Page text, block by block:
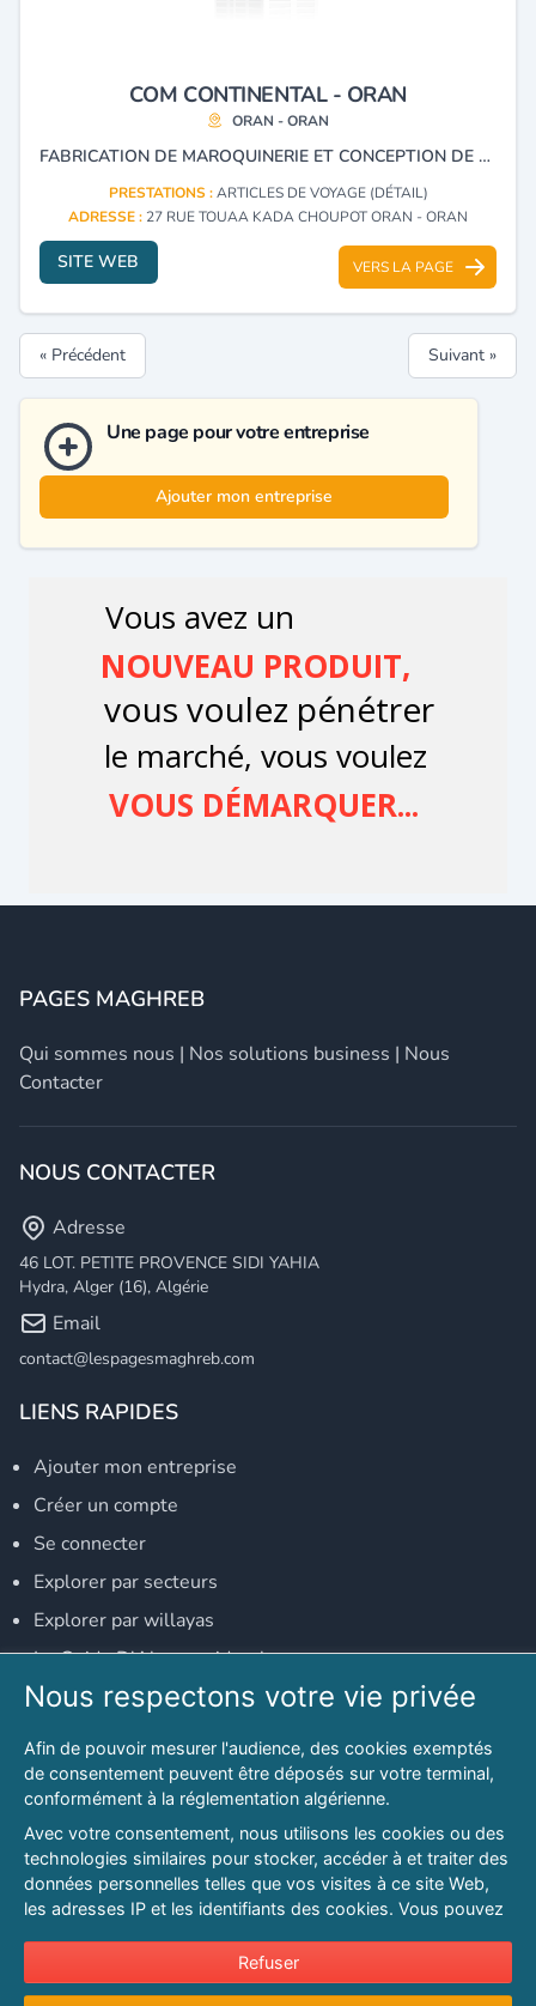
COM CONTINENTAL - ORAN
ORAN - ORAN
FABRICATION DE MAROQUINERIE ET CONCEPTION DE LITERIE.
PRESTATIONS :ARTICLES DE VOYAGE (DÉTAIL)
ADRESSE : 27 RUE TOUAA KADA CHOUPOT ORAN - ORAN
SITE WEB VERS LA PAGE
« Précédent Suivant »
Une page pour votre entreprise
Ajouter mon entreprise
PAGES MAGHREB
Qui sommes nous | Nos solutions business | Nous
Contacter
NOUS CONTACTER
Adresse
46 LOT. PETITE PROVENCE SIDI YAHIA
Hydra, Alger (16), Algérie
Email
contact@lespagesmaghreb.com
LIENS RAPIDES
Ajouter mon entreprise
Créer un compte
Se connecter
Explorer par secteurs
Explorer par willayas
Le Guide D'Alger, guide-alger.com
NOS RÉSEAUX SOCIAUX
Notre page Facebook
Notre page LinkedIn
Notre page Instagram
Notre page Twitter
© 2026 PAGESMAGHREB.COM. ALL RIGHTS RESERVED
Nous respectons votre vie privée
Afin de pouvoir mesurer l'audience, des cookies exemptés
de consentement peuvent être déposés sur votre terminal,
conformément à la réglementation algérienne.
Avec votre consentement, nous utilisons les cookies ou des
technologies similaires pour stocker, accéder à et traiter des
données personnelles telles que vos visites à ce site Web,
les adresses IP et les identifiants des cookies. Vous pouvez
sur l'intérêt légitime à tout moment en cliquant sur « Refuser
».
Refuser